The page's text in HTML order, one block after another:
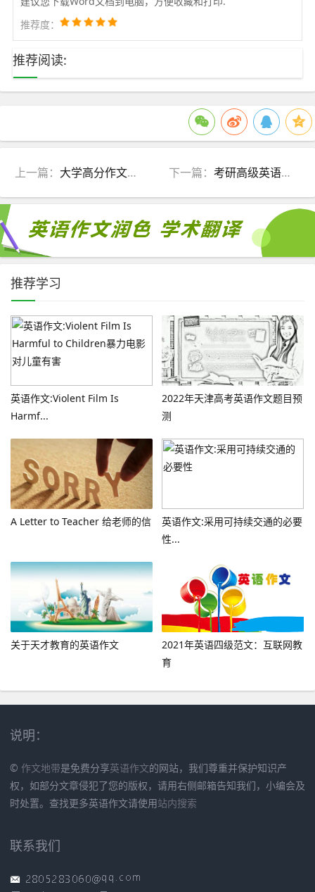
推荐度：
推荐阅读:
上一篇： 大学高分作文必备｜地球生命的守护者：环境保护的关键作用 下一篇：考研高级英语写作 | 环境保护的重要性
推荐学习
英语作文:Violent Film Is
Harmf...
2022年天津高考英语作文题目预
测
A Letter to Teacher 给老师的信
英语作文:采用可持续交通的必要
性...
关于天才教育的英语作文
2021年英语四级范文：互联网教
育
说明：
© 作文地带是免费分享英语作文的网站，我们尊重并保护知识产
权，如部分文章侵犯了您的版权，请用右侧邮箱告知我们，小编会及
时处置。查找更多英语作文请使用站内搜索
联系我们